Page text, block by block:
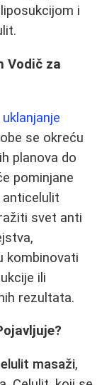
i
Vodič za
uklanjanje
se okreću
planova do
pominjane
anticelulit
svet anti
kombinovati
ili
rezultata.
masaži,